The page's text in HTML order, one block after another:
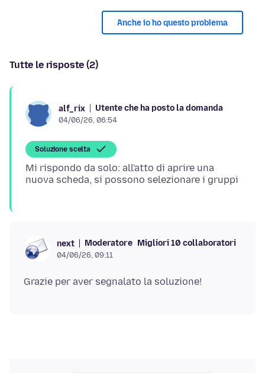
Anche io ho questo problema
Tutte le risposte (2)
alf_rix Utente che ha posto la domanda
04/06/26, 06:54
Soluzione scelta
Mi rispondo da solo: all'atto di aprire una
next Moderatore Migliori 10 collaboratori
04/06/26, 09:11